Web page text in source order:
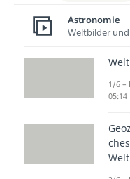
Astronomie
Astronomie
Weltbilder und
1/6 –
05:14
ches